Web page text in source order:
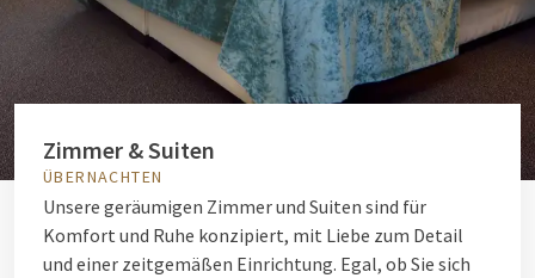
Zimmer & Suiten
ÜBERNACHTEN
Unsere geräumigen Zimmer und Suiten sind für
Komfort und Ruhe konzipiert, mit Liebe zum Detail
und einer zeitgemäßen Einrichtung. Egal, ob Sie sich